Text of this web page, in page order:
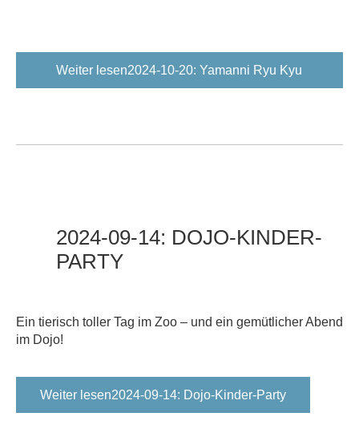
Weiter lesen2024-10-20: Yamanni Ryu Kyu
2024-09-14: DOJO-KINDER-
PARTY
Ein tierisch toller Tag im Zoo – und ein gemütlicher Abend
im Dojo!
Weiter lesen2024-09-14: Dojo-Kinder-Party